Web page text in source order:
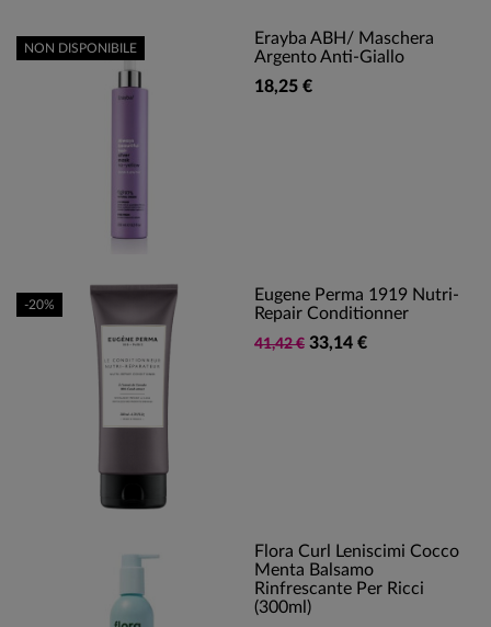
Erayba ABH/ Maschera
Argento Anti-Giallo
18,25 €
NON DISPONIBILE
Eugene Perma 1919 Nutri-
Repair Conditionner
41,42 € 33,14 €
-20%
Flora Curl Leniscimi Cocco
Menta Balsamo
Rinfrescante Per Ricci
(300ml)